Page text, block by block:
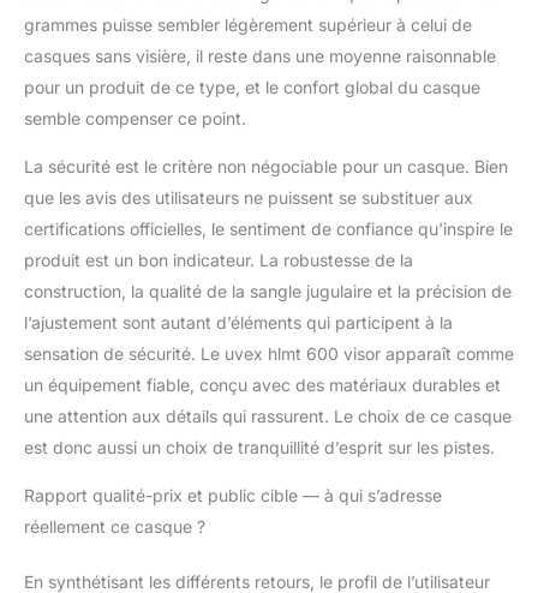
grammes puisse sembler légèrement supérieur à celui de
casques sans visière, il reste dans une moyenne raisonnable
pour un produit de ce type, et le confort global du casque
semble compenser ce point.
La sécurité est le critère non négociable pour un casque. Bien
que les avis des utilisateurs ne puissent se substituer aux
certifications officielles, le sentiment de confiance qu’inspire le
produit est un bon indicateur. La robustesse de la
construction, la qualité de la sangle jugulaire et la précision de
l’ajustement sont autant d’éléments qui participent à la
sensation de sécurité. Le uvex hlmt 600 visor apparaît comme
un équipement fiable, conçu avec des matériaux durables et
une attention aux détails qui rassurent. Le choix de ce casque
est donc aussi un choix de tranquillité d’esprit sur les pistes.
Rapport qualité-prix et public cible — à qui s’adresse
réellement ce casque ?
En synthétisant les différents retours, le profil de l’utilisateur